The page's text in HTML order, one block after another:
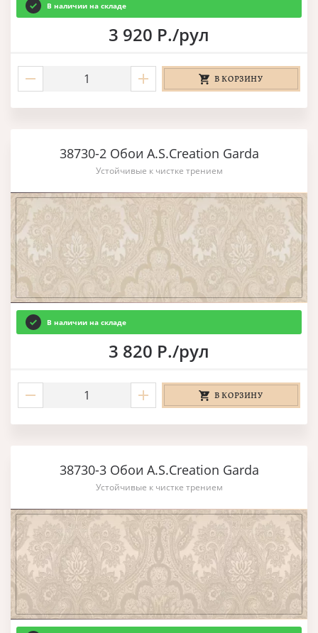
В наличии на складе
3 920 Р./рул
В КОРЗИНУ
38730-2 Обои A.S.Creation Garda
Устойчивые к чистке трением
В наличии на складе
3 820 Р./рул
В КОРЗИНУ
38730-3 Обои A.S.Creation Garda
Устойчивые к чистке трением